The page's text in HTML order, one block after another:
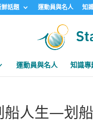
鮮話題 運動員與名人 知
運動員與名人 知識專
船人生—划